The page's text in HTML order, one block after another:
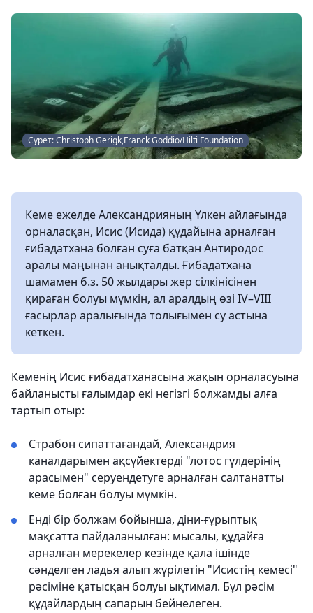
Сурет: Christoph Gerigk,Franck Goddio/Hilti Foundation
Кеме ежелде Александрияның Үлкен айлағында
орналасқан, Исис (Исида) құдайына арналған
ғибадатхана болған суға батқан Антиродос
аралы маңынан анықталды. Ғибадатхана
шамамен б.з. 50 жылдары жер сілкінісінен
қираған болуы мүмкін, ал аралдың өзі IV–VIII
ғасырлар аралығында толығымен су астына
кеткен.
Кеменің Исис ғибадатханасына жақын орналасуына
байланысты ғалымдар екі негізгі болжамды алға
тартып отыр:
Страбон сипаттағандай, Александрия
каналдарымен ақсүйектерді "лотос гүлдерінің
арасымен" серуендетуге арналған салтанатты
кеме болған болуы мүмкін.
Енді бір болжам бойынша, діни-ғұрыптық
мақсатта пайдаланылған: мысалы, құдайға
арналған мерекелер кезінде қала ішінде
сәнделген ладья алып жүрілетін "Исистің кемесі"
рәсіміне қатысқан болуы ықтимал. Бұл рәсім
құдайлардың сапарын бейнелеген.